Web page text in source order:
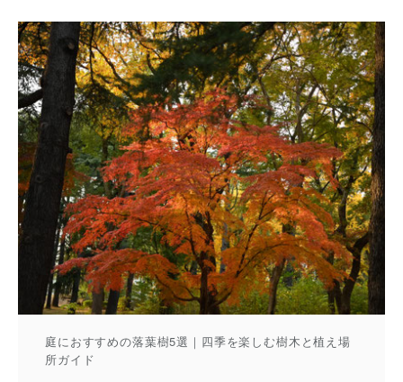
庭におすすめの落葉樹5選｜四季を楽しむ樹木と植え場
所ガイド